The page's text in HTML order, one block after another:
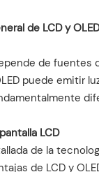
de LCD y OLED
de fuentes
puede emitir
LCD